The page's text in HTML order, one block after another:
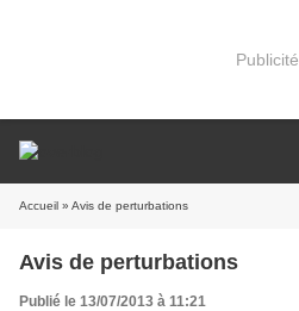
Publicité
Accueil » Avis de perturbations
Avis de perturbations
Publié le 13/07/2013 à 11:21